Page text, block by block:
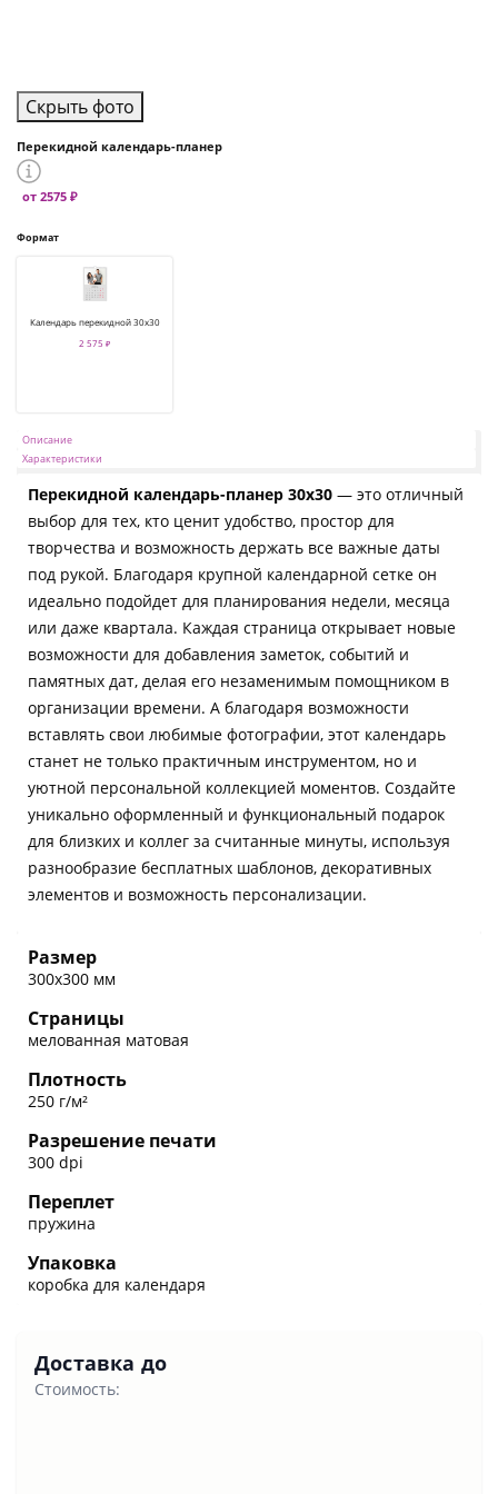
Скрыть фото
Перекидной календарь-планер
от 2575 ₽
Формат
Календарь перекидной 30х30
2 575 ₽
Описание
Характеристики
Перекидной календарь-планер 30x30 — это отличный
выбор для тех, кто ценит удобство, простор для
творчества и возможность держать все важные даты
под рукой. Благодаря крупной календарной сетке он
идеально подойдет для планирования недели, месяца
или даже квартала. Каждая страница открывает новые
возможности для добавления заметок, событий и
памятных дат, делая его незаменимым помощником в
организации времени. А благодаря возможности
вставлять свои любимые фотографии, этот календарь
станет не только практичным инструментом, но и
уютной персональной коллекцией моментов. Создайте
уникально оформленный и функциональный подарок
для близких и коллег за считанные минуты, используя
разнообразие бесплатных шаблонов, декоративных
элементов и возможность персонализации.
Размер
300х300 мм
Страницы
мелованная матовая
Плотность
250 г/м²
Разрешение печати
300 dpi
Переплет
пружина
Упаковка
коробка для календаря
Доставка до
Стоимость: